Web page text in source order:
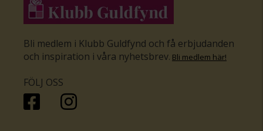
Bli medlem i Klubb Guldfynd och få erbjudanden
och inspiration i våra nyhetsbrev. Bli medlem här!
FÖLJ OSS